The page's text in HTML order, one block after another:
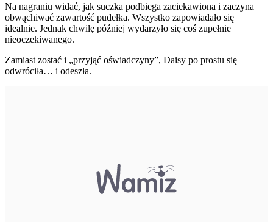
Na nagraniu widać, jak suczka podbiega zaciekawiona i zaczyna
obwąchiwać zawartość pudełka. Wszystko zapowiadało się
idealnie. Jednak chwilę później wydarzyło się coś zupełnie
nieoczekiwanego.
Zamiast zostać i „przyjąć oświadczyny”, Daisy po prostu się
odwróciła… i odeszła.